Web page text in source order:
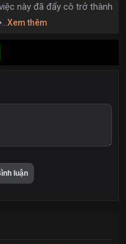
này đã đẩy cô trở thành
Xem thêm